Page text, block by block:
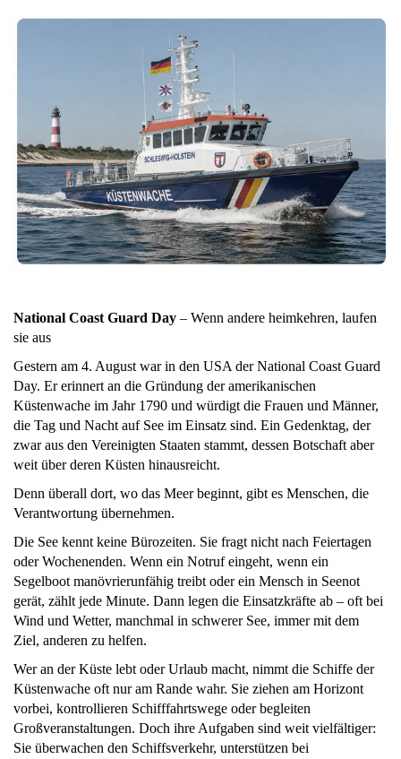
National Coast Guard Day – Wenn andere heimkehren, laufen
sie aus
Gestern am 4. August war in den USA der National Coast Guard
Day. Er erinnert an die Gründung der amerikanischen
Küstenwache im Jahr 1790 und würdigt die Frauen und Männer,
die Tag und Nacht auf See im Einsatz sind. Ein Gedenktag, der
zwar aus den Vereinigten Staaten stammt, dessen Botschaft aber
weit über deren Küsten hinausreicht.
Denn überall dort, wo das Meer beginnt, gibt es Menschen, die
Verantwortung übernehmen.
Die See kennt keine Bürozeiten. Sie fragt nicht nach Feiertagen
oder Wochenenden. Wenn ein Notruf eingeht, wenn ein
Segelboot manövrierunfähig treibt oder ein Mensch in Seenot
gerät, zählt jede Minute. Dann legen die Einsatzkräfte ab – oft bei
Wind und Wetter, manchmal in schwerer See, immer mit dem
Ziel, anderen zu helfen.
Wer an der Küste lebt oder Urlaub macht, nimmt die Schiffe der
Küstenwache oft nur am Rande wahr. Sie ziehen am Horizont
vorbei, kontrollieren Schifffahrtswege oder begleiten
Großveranstaltungen. Doch ihre Aufgaben sind weit vielfältiger:
Sie überwachen den Schiffsverkehr, unterstützen bei